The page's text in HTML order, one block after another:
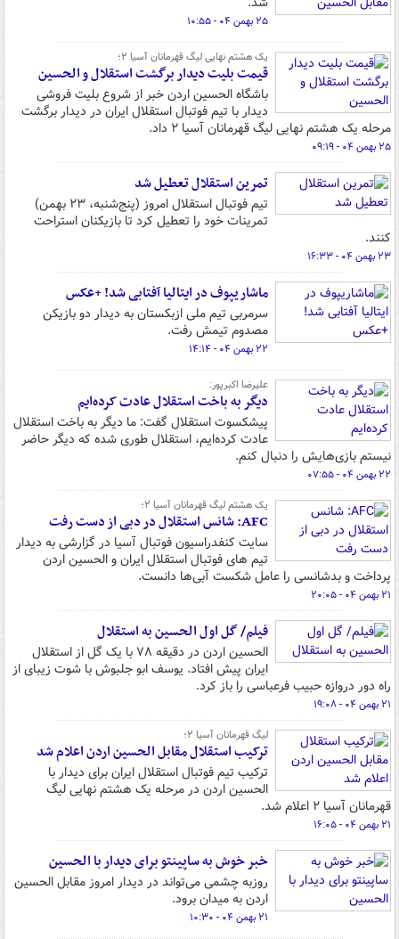
۲۵ بهمن ۰۴ - ۱۰:۵۵
یک هشتم نهایی لیگ قهرمانان آسیا ۲؛
قیمت بلیت دیدار برگشت استقلال و الحسین
باشگاه الحسین اردن خبر از شروع بلیت فروشی
دیدار با تیم فوتبال استقلال ایران در دیدار برگشت
مرحله یک هشتم نهایی لیگ قهرمانان آسیا ۲ داد.
۲۵ بهمن ۰۴ - ۰۹:۱۹
تمرین استقلال تعطیل شد
تیم فوتبال استقلال امروز (پنج‌شنبه، ۲۳ بهمن)
تمرینات خود را تعطیل کرد تا بازیکنان استراحت
کنند.
۲۳ بهمن ۰۴ - ۱۶:۳۳
ماشاریپوف در ایتالیا آفتابی شد! +عکس
سرمربی تیم ملی ازبکستان به دیدار دو بازیکن
مصدوم تیمش رفت.
۲۲ بهمن ۰۴ - ۱۴:۱۴
علیرضا اکبرپور:
دیگر به باخت استقلال عادت کرده‌ایم
پیشکسوت استقلال گفت: ما دیگر به باخت استقلال
عادت کرده‌ایم، استقلال طوری شده که دیگر حاضر
نیستم بازی‌هایش را دنبال کنم.
۲۲ بهمن ۰۴ - ۰۷:۵۵
یک هشتم لیگ قهرمانان آسیا ۲؛
AFC: شانس استقلال در دبی از دست رفت
سایت کنفدراسیون فوتبال آسیا در گزارشی به دیدار
تیم های فوتبال استقلال ایران و الحسین اردن
پرداخت و بدشانسی را عامل شکست آبی‌ها دانست.
۲۱ بهمن ۰۴ - ۲۰:۰۵
فیلم/ گل اول الحسین به استقلال
الحسین اردن در دقیقه ۷۸ با یک گل از استقلال
ایران پیش افتاد. یوسف ابو جلبوش با شوت زیبای از
راه دور دروازه حبیب فرعباسی را باز کرد.
۲۱ بهمن ۰۴ - ۱۹:۰۸
لیگ قهرمانان آسیا ۲؛
ترکیب استقلال مقابل الحسین اردن اعلام شد
ترکیب تیم فوتبال استقلال ایران برای دیدار با
الحسین اردن در مرحله یک هشتم نهایی لیگ
قهرمانان آسیا ۲ اعلام شد.
۲۱ بهمن ۰۴ - ۱۶:۰۵
خبر خوش به ساپینتو برای دیدار با الحسین
روزبه چشمی می‌تواند در دیدار امروز مقابل الحسین
اردن به میدان برود.
۲۱ بهمن ۰۴ - ۱۰:۳۰